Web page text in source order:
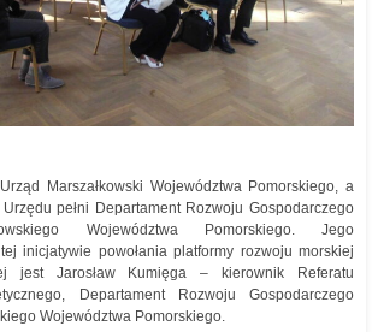
Marszałkowski Województwa Pomorskiego, a
pełni Departament Rozwoju Gospodarczego
Województwa Pomorskiego. Jego
inicjatywie powołania platformy rozwoju morskiej
jest Jarosław Kumięga – kierownik Referatu
Departament Rozwoju Gospodarczego
Województwa Pomorskiego.